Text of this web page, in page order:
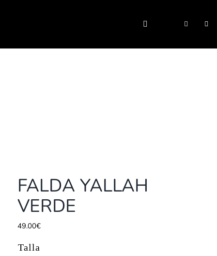
FALDA YALLAH
VERDE
49.00€
Talla